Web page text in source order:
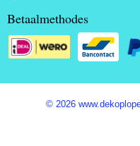
Betaalmethodes
© 2026